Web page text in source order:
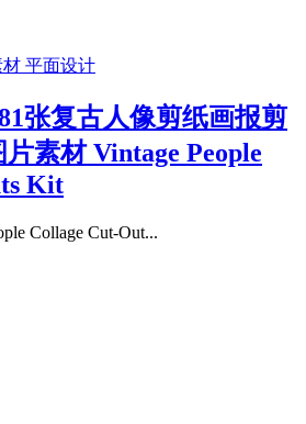
材 平面设计
张复古人像剪纸画报剪
素材 Vintage People
Kit
Collage Cut-Out...